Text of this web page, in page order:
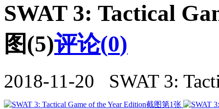
SWAT 3: Tactical
图(5)评论(0)
2018-11-20 SWAT 3: